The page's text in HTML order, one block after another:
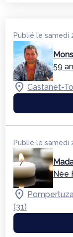
Publié le samedi
59
Castanet-
Publié le samedi
Née
(31)